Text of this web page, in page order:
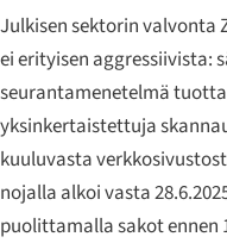
Julkisen sektorin valvonta
ei erityisen aggressiivista:
seurantamenetelmä
yksinkertaistettuja
kuuluvasta
nojalla alkoi vasta
puolittamalla sakot ennen